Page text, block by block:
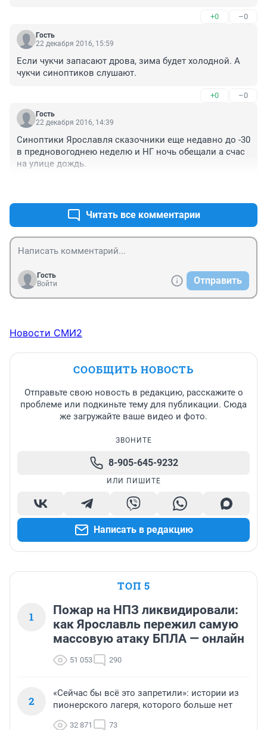
+0 –0
Гость
22 декабря 2016, 15:59
Если чукчи запасают дрова, зима будет холодной. А
чукчи синоптиков слушают.
+0 –0
Гость
22 декабря 2016, 14:39
Синоптики Ярославля сказочники еще недавно до -30
в предновогоднею неделю и НГ ночь обещали а счас
на улице дождь.
Читать все комментарии
Гость
Войти
Отправить
Новости СМИ2
СООБЩИТЬ НОВОСТЬ
Отправьте свою новость в редакцию, расскажите о
проблеме или подкиньте тему для публикации. Сюда
же загружайте ваше видео и фото.
ЗВОНИТЕ
8-905-645-9232
ИЛИ ПИШИТЕ
Написать в редакцию
ТОП 5
1
Пожар на НПЗ ликвидировали:
как Ярославль пережил самую
массовую атаку БПЛА — онлайн
51 053 290
2
«Сейчас бы всё это запретили»: истории из
пионерского лагеря, которого больше нет
32 871 73